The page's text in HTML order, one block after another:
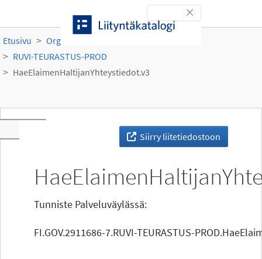
Toggle navigation
Etusivu Organisaatiot
RUVI-TEURASTUS-PROD
HaeElaimenHaltijanYhteystiedot.v3
Siirry liitetiedostoon
Tunniste Palveluväylässä:
FI.GOV.2911686-7.RUVI-TEURASTUS-